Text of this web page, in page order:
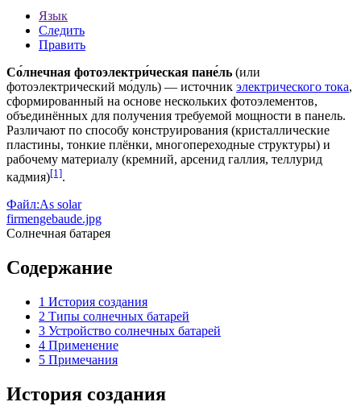
Язык
Следить
Править
Со́лнечная фотоэлектри́ческая пане́ль (или
фотоэлектрический мо́дуль) — источник электрического тока,
сформированный на основе нескольких фотоэлементов,
объединённых для получения требуемой мощности в панель.
Различают по способу конструирования (кристаллические
пластины, тонкие плёнки, многопереходные структуры) и
рабочему материалу (кремний, арсенид галлия, теллурид
кадмия)[1].
Файл:As solar
firmengebaude.jpg
Солнечная батарея
Содержание
1 История создания
2 Типы солнечных батарей
3 Устройство солнечных батарей
4 Применение
5 Примечания
История создания